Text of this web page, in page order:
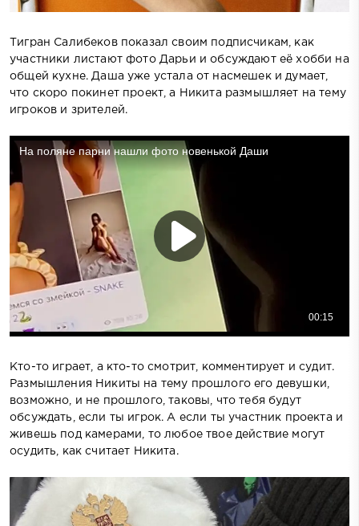
Тигран Салибеков показал своим подписчикам, как
участники листают фото Дарьи и обсуждают её хобби на
общей кухне. Даша уже устала от насмешек и думает,
что скоро покинет проект, а Никита размышляет на тему
игроков и зрителей.
Кто-то играет, а кто-то смотрит, комментирует и судит.
Размышления Никиты на тему прошлого его девушки,
возможно, и не прошлого, таковы, что тебя будут
обсуждать, если ты игрок. А если ты участник проекта и
живешь под камерами, то любое твое действие могут
осудить, как считает Никита.